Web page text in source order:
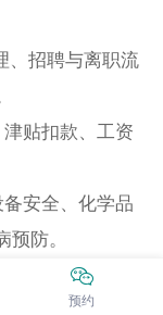
、招聘与离职流
贴扣款、工资
安全、化学品
防。
饮水、卫生
预约